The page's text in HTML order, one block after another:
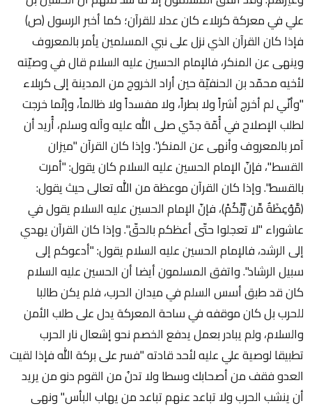
علي في معركة كربلاء كان عدلا للقرآن؛ كما أخبر الرسول (ص)
فإذا كان القرآن الذي نزل على نبي المسلمين يأمر بالمعروف
وينهى عن المنكر، فالإمام الحسين عليه السلام قال في وصيّته
لأخيه محمّد بن الحنفيّة حين أراد الخروج من المدينة إلى كربلاء
"وأنّي لم أخرج أشراً ولا بطراً، ولا مفسداً ولا ظالماً، وإنّما خرجت
لطلب الإصلاح في أُمّة جدّي صلى الله عليه وآله وسلم، أُريد أن
آمر بالمعروف وأنهى عن المنكر". وإذا كان القرآن "ميزان
القسط"، فإنّ الإمام الحسين عليه السلام كان يقول: "أمرت
بالقسط". وإذا كان القرآن موعظة من الله تعالى حيث يقول:
﴿مَّوْعِظَةٌ مِّن رَّبِّكُمْ﴾، فإنّ الإمام الحسين عليه السلام يقول في
عاشوراء "لا تعجلوا حتّى أعظكم بالحقّ". وإذا كان القرآن يهدي
إلى الرشد، فالإمام الحسين عليه السلام يقول: "أدعوكم إلى
سبيل الرشاد". واتفق المسلمون أيضا أن الحسين عليه السلام
كان قد طبق أسس السلم في ميدان الحرب، فلم يكن طالبا
للحرب بل كان موقفه في ساحة المعركة يدل على طلب الأمن
والسلام، ولم يبادر بعمل يدفع الخصم نحو إشعال نار الحرب
تطبيقا لوصية علي عليه لأحد قادته "فسر على بركة الله فإذا لقيت
العدو فقف من أصحابك وسطا ولا تدنُ من القوم دنو من يريد
أن ينشب الحرب ولا تباعد عنهم تباعد من يهاب البأس" ونهى